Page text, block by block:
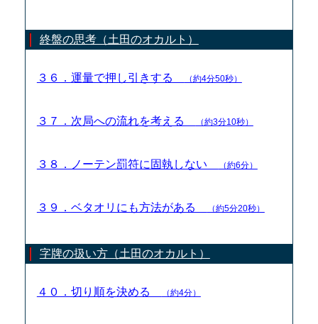
終盤の思考（土田のオカルト）
３６．運量で押し引きする （約4分50秒）
３７．次局への流れを考える （約3分10秒）
３８．ノーテン罰符に固執しない （約6分）
３９．ベタオリにも方法がある （約5分20秒）
字牌の扱い方（土田のオカルト）
４０．切り順を決める （約4分）